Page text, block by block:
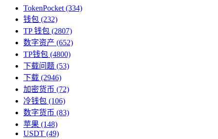
TokenPocket (334)
钱包 (232)
TP 钱包 (2807)
数字资产 (652)
TP钱包 (4800)
下载问题 (53)
下载 (2946)
加密货币 (72)
冷钱包 (106)
数字货币 (83)
苹果 (148)
USDT (49)